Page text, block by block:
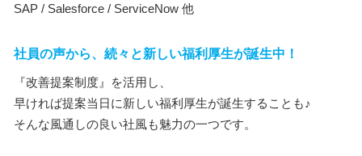
SAP / Salesforce / ServiceNow 他
社員の声から、続々と新しい福利厚生が誕生中！
『改善提案制度』を活用し、
早ければ提案当日に新しい福利厚生が誕生することも♪
そんな風通しの良い社風も魅力の一つです。